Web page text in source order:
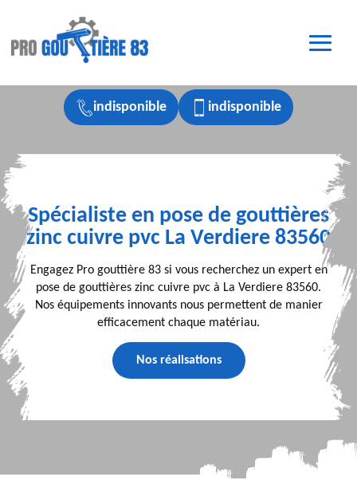
indisponible indisponible
Spécialiste en pose de gouttières
zinc cuivre pvc La Verdiere 83560
Engagez Pro gouttière 83 si vous recherchez un expert en
pose de gouttières zinc cuivre pvc à La Verdiere 83560.
Nos équipements innovants nous permettent de manier
efficacement chaque matériau.
Nos réalisations